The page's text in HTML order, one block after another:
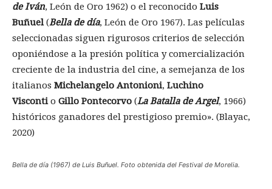
de Iván, León de Oro 1962) o el reconocido Luis
Buñuel(Bella de día, León de Oro 1967). Las películas
seleccionadas siguen rigurosos criterios de selección
oponiéndose a la presión política y comercialización
creciente de la industria del cine, a semejanza de los
italianos Michelangelo Antonioni, Luchino
Viscontio Gillo Pontecorvo (La Batalla de Argel, 1966)
históricos ganadores del prestigioso premio». (Blayac,
2020)
Bella de día (1967) de Luis Buñuel. Foto obtenida del Festival de Morelia.